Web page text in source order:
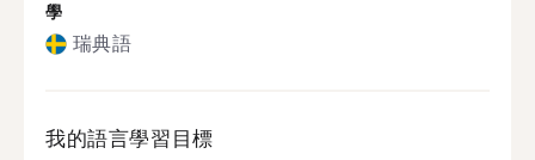
學
瑞典語
我的語言學習目標